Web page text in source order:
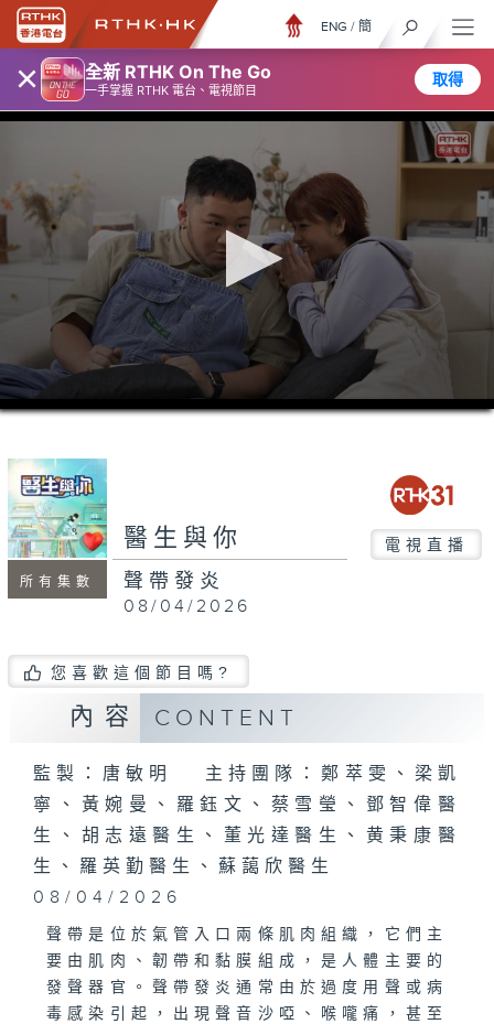
× 全新 RTHK On The Go
一手掌握 RTHK 電台、電視節目
取得
ENG / 簡
0
seconds
minutes,
seconds
所有集數
醫生與你 電視直播
聲帶發炎
08/04/2026
您喜歡這個節目嗎?
內容 CONTENT
監製：唐敏明 主持團隊：鄭萃雯、梁凱
寧、黃婉曼、羅鈺文、蔡雪瑩、鄧智偉醫
生、胡志遠醫生、董光達醫生、黄秉康醫
生、羅英勤醫生、蘇藹欣醫生
08/04/2026
聲帶是位於氣管入口兩條肌肉組織，它們主
要由肌肉、韌帶和黏膜組成，是人體主要的
發聲器官。聲帶發炎通常由於過度用聲或病
毒感染引起，出現聲音沙啞、喉嚨痛，甚至